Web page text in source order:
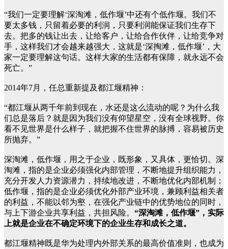
“我们一定要理解‘深淘滩，低作堰’中还有个低作堰。我们不
要太多钱，只留着必要的利润，只要利润能保证我们生存下
去。把多的钱让出去，让给客户，让给合作伙伴，让给竞争对
手，这样我们才会越来越强大，这就是‘深掏滩，低作堰’，大
家一定要理解这句话。这样大家的生活都有保障，就永远不会
死亡。”
2014年7月，任总重新提及都江堰精神：
“都江堰从两千年前到现在，水还是这么流动的呢？为什么我
们总是落后？就是因为我们没有仰望星空，没有全球视野。你
看不见世界是什么样子，就把握不住世界的脉搏，容易被历史
所抛弃。”
深淘滩，低作堰，用之于企业，既形象，又具体，更恰切。深
淘滩，指的是企业必须强化内部管理，不断地提升组织能力，
充分开发人力资源潜力，持续地改进，不断地优化内部机制；
低作堰，指的是企业必须优化外部产业环境，兼顾利益相关者
的利益，不能以邻为壑，在强化产业链中的优势地位的同时，
与上下游企业共享利益，共担风险。 “深淘滩，低作堰”，实际
上就是企业在不确定环境下的企业生存和成长之道。
都江堰精神既是华为处理内外部关系的最高价值准则，也成为